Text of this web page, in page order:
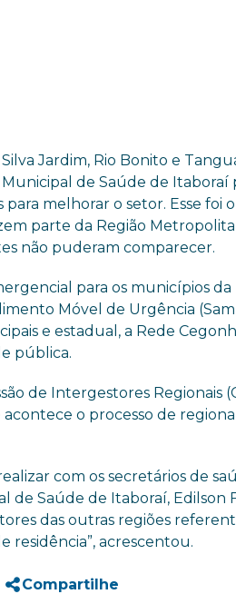
Jardim, Rio Bonito e
de Saúde de Itaboraí
melhorar o setor. Esse foi
parte da Região
não puderam comparecer.
para os municípios
Móvel de Urgência
e estadual, a Rede
pública.
de Intergestores Regionais
o processo de
com os secretários de
de Saúde de Itaboraí, Edilson
das outras regiões
residência”, acrescentou.
Compartilhe